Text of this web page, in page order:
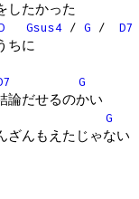
たかった
Gsus4 / G / D7
ちに
G
だせるのかい
G
んもえたじゃない